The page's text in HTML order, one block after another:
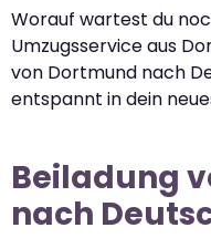
Worauf wartest du
Umzugsservice aus
von Dortmund nach
entspannt in dein
Beiladung
nach